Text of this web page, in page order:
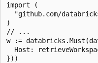
import (
"github.com/
)
// ...
w :=
Host:
}))